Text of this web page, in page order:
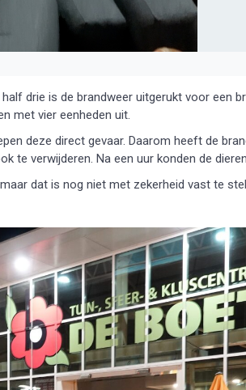
drie is de brandweer uitgerukt voor een
met vier eenheden uit.
deze direct gevaar. Daarom heeft de
te verwijderen. Na een uur konden de
dat is nog niet met zekerheid vast te